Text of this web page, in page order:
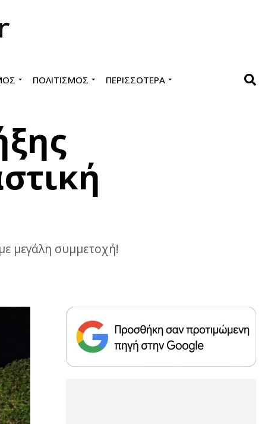
ΠΟΛΙΤΙΣΜΌΣ ΠΕΡΙΣΣΌΤΕΡΑ
μεγάλη συμμετοχή!